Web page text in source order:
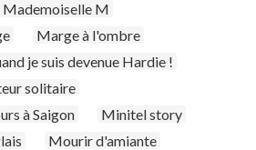
Mademoiselle M
Marge à l'ombre
je suis devenue Hardie !
solitaire
à Saigon
Minitel story
Mourir d'amiante